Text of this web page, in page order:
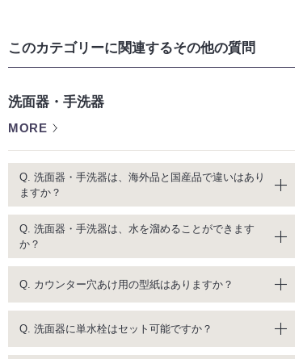
このカテゴリーに関連するその他の質問
洗面器・手洗器
MORE
Q. 洗面器・手洗器は、海外品と国産品で違いはあり
ますか？
Q. 洗面器・手洗器は、水を溜めることができます
か？
Q. カウンター穴あけ用の型紙はありますか？
Q. 洗面器に単水栓はセット可能ですか？